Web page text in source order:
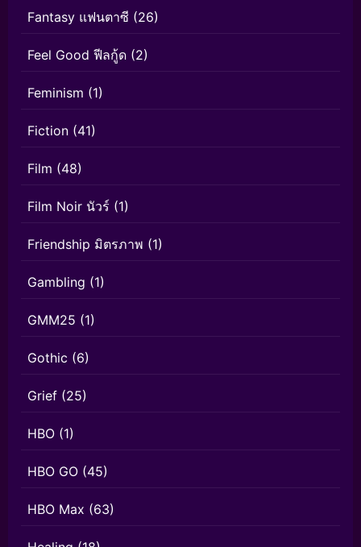
Fantasy แฟนตาซี (26)
Feel Good ฟีลกู้ด (2)
Feminism (1)
Fiction (41)
Film (48)
Film Noir นัวร์ (1)
Friendship มิตรภาพ (1)
Gambling (1)
GMM25 (1)
Gothic (6)
Grief (25)
HBO (1)
HBO GO (45)
HBO Max (63)